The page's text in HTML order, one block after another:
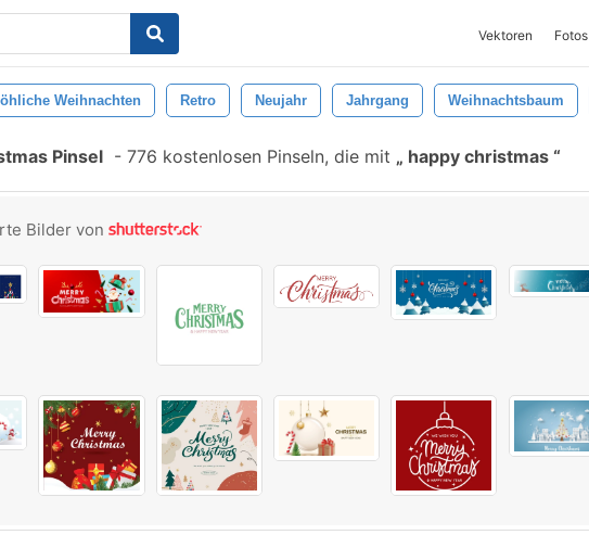
Vektoren Fotos
Weihnachten Retro Neujahr Jahrgang Weihnachtsbaum
Pinsel - 776 kostenlosen Pinseln, die mit happy christmas
Bilder von